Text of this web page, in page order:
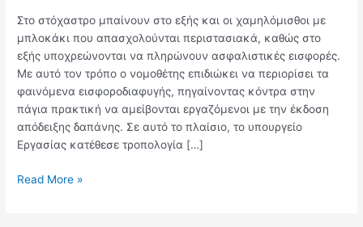
Στο στόχαστρο μπαίνουν στο εξής και οι χαμηλόμισθοι με
μπλοκάκι που απασχολούνται περιστασιακά, καθώς στο
εξής υποχρεώνονται να πληρώνουν ασφαλιστικές εισφορές.
Με αυτό τον τρόπο ο νομοθέτης επιδιώκει να περιορίσει τα
φαινόμενα εισφοροδιαφυγής, πηγαίνοντας κόντρα στην
πάγια πρακτική να αμείβονται εργαζόμενοι με την έκδοση
απόδειξης δαπάνης. Σε αυτό το πλαίσιο, το υπουργείο
Εργασίας κατέθεσε τροπολογία […]
Read More »